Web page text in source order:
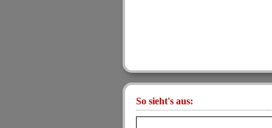
So sieht's aus: